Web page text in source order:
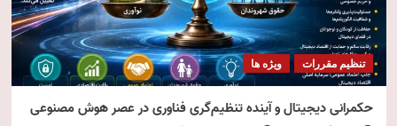
تنظیم مقررات ویژه ها
حکمرانی دیجیتال و آینده تنظیم‌گری فناوری در عصر هوش مصنوعی